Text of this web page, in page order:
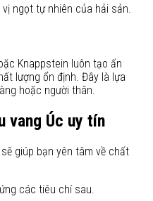
ngọt tự nhiên của hải sản.
Knappstein luôn tạo ấn
lượng ổn định. Đây là lựa
hoặc người thân.
vang Úc uy tín
giúp bạn yên tâm về chất
các tiêu chí sau.